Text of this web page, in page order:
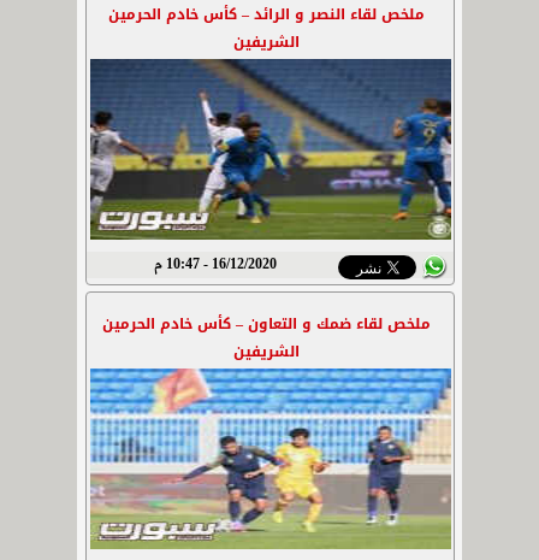
ملخص لقاء النصر و الرائد – كأس خادم الحرمين
الشريفين
16/12/2020 - 10:47 م
ملخص لقاء ضمك و التعاون – كأس خادم الحرمين
الشريفين